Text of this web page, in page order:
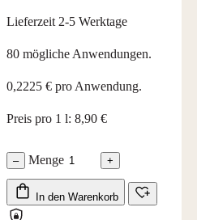
Lieferzeit 2-5 Werktage
80 mögliche Anwendungen.
0,2225 € pro Anwendung.
Preis pro 1 l: 8,90 €
– Menge +
In den Warenkorb